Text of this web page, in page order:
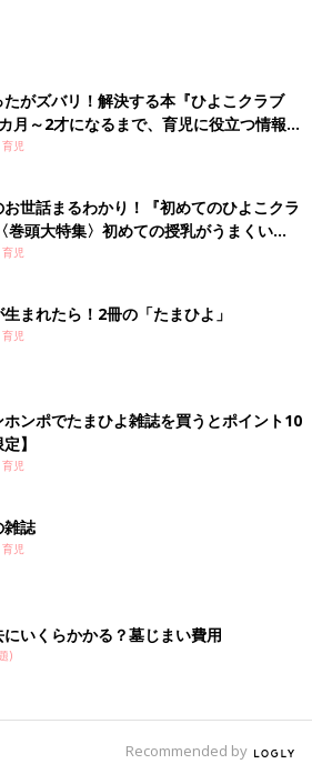
がズバリ！解決する本『ひよこクラブ
～2才になるまで、育児に役立つ情報が
児
世話まるわかり！『初めてのひよこクラ
巻頭大特集〉初めての授乳がうまくい
い・ミルクの基本と夏のトラブル 解決テ
児
まれたら！2冊の「たまひよ」
児
ホンポでたまひよ雑誌を買うとポイント10
】
児
雑誌
児
いくらかかる？墓じまい費用
)
Recommended by